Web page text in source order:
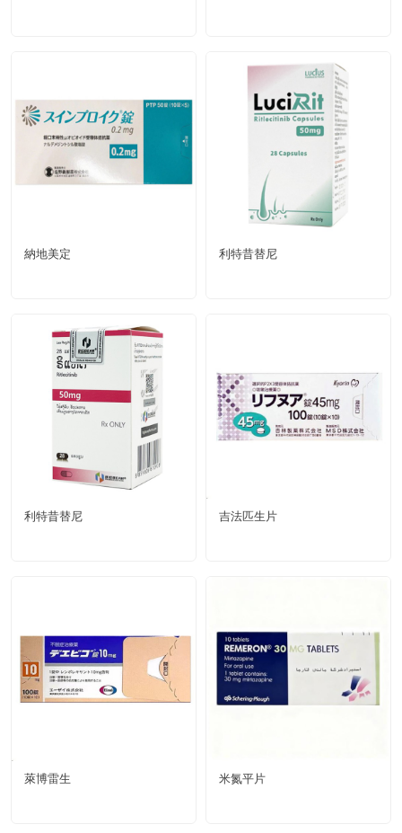
納地美定 利特昔替尼
利特昔替尼 吉法匹生片
萊博雷生 米氮平片